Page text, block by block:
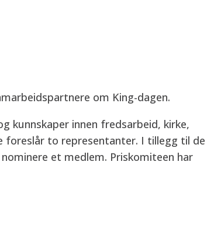
om King-dagen.
kunnskaper innen fredsarbeid, kirke,
foreslår to representanter. I tillegg til de
et medlem. Priskomiteen har